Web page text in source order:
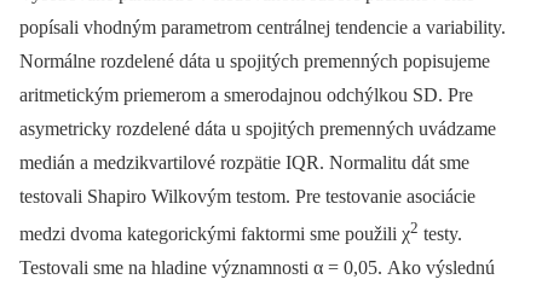
popísali vhodným parametrom centrálnej tendencie a variability.
Normálne rozdelené dáta u spojitých premenných popisujeme
aritmetickým priemerom a smerodajnou odchýlkou SD. Pre
asymetricky rozdelené dáta u spojitých premenných uvádzame
medián a medzikvartilové rozpätie IQR. Normalitu dát sme
testovali Shapiro Wilkovým testom. Pre testovanie asociácie
medzi dvoma kategorickými faktormi sme použili χ2 testy.
Testovali sme na hladine významnosti α = 0,05. Ako výslednú